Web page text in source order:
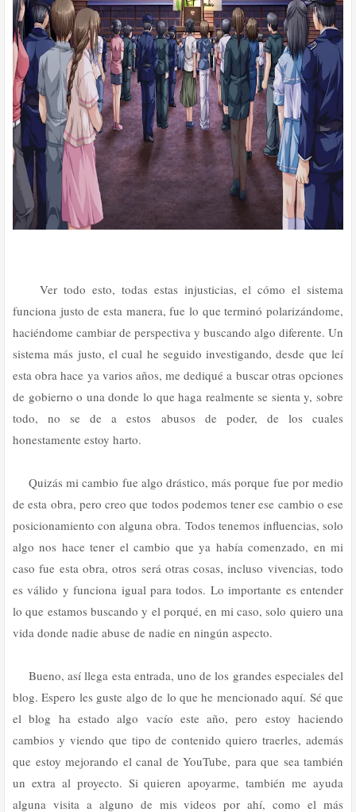
Ver todo esto, todas estas injusticias, el cómo el sistema
funciona justo de esta manera, fue lo que terminó polarizándome,
haciéndome cambiar de perspectiva y buscando algo diferente. Un
sistema más justo, el cual he seguido investigando, desde que leí
esta obra hace ya varios años, me dediqué a buscar otras opciones
de gobierno o una donde lo que haga realmente se sienta y, sobre
todo, no se de a estos abusos de poder, de los cuales
honestamente estoy harto.
Quizás mi cambio fue algo drástico, más porque fue por medio
de esta obra, pero creo que todos podemos tener ese cambio o ese
posicionamiento con alguna obra. Todos tenemos influencias, solo
algo nos hace tener el cambio que ya había comenzado, en mi
caso fue esta obra, otros será otras cosas, incluso vivencias, todo
es válido y funciona igual para todos. Lo importante es entender
lo que estamos buscando y el porqué, en mi caso, solo quiero una
vida donde nadie abuse de nadie en ningún aspecto.
Bueno, así llega esta entrada, uno de los grandes especiales del
blog. Espero les guste algo de lo que he mencionado aquí. Sé que
el blog ha estado algo vacío este año, pero estoy haciendo
cambios y viendo que tipo de contenido quiero traerles, además
que estoy mejorando el canal de YouTube, para que sea también
un extra al proyecto. Si quieren apoyarme, también me ayuda
alguna visita a alguno de mis videos por ahí, como el más